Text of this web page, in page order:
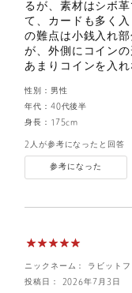
るが、素材はシボ
て、カードも多く
の難点は小銭入れ
が、外側にコイン
あまりコインを入
性別： 男性
年代： 40代後半
身長： 175cm
2人が参考になったと回答
参考になった
ニックネーム： ラビットフ
投稿日： 2026年7月3日